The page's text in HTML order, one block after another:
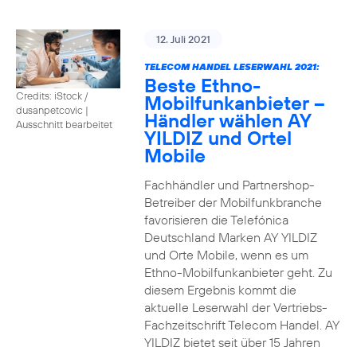
Credits: iStock /
dusanpetcovic |
Ausschnitt bearbeitet
12. Juli 2021
TELECOM HANDEL LESERWAHL 2021:
Beste Ethno-
Mobilfunkanbieter –
Händler wählen AY
YILDIZ und Ortel
Mobile
Fachhändler und Partnershop-
Betreiber der Mobilfunkbranche
favorisieren die Telefónica
Deutschland Marken AY YILDIZ
und Orte Mobile, wenn es um
Ethno-Mobilfunkanbieter geht. Zu
diesem Ergebnis kommt die
aktuelle Leserwahl der Vertriebs-
Fachzeitschrift Telecom Handel. AY
YILDIZ bietet seit über 15 Jahren